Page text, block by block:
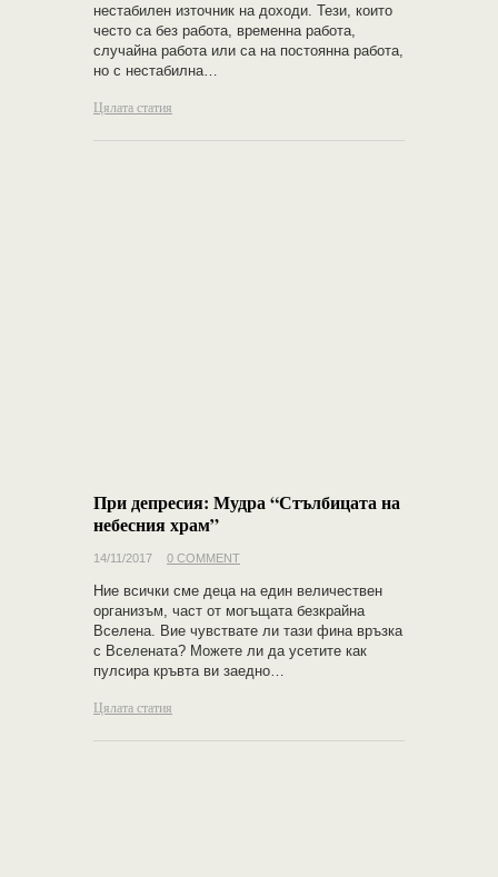
нестабилен източник на доходи. Тези, които
често са без работа, временна работа,
случайна работа или са на постоянна работа,
но с нестабилна…
Цялата статия
При депресия: Мудра “Стълбицата на
небесния храм”
14/11/2017 0 COMMENT
Ние всички сме деца на един величествен
организъм, част от могъщата безкрайна
Вселена. Вие чувствате ли тази фина връзка
с Вселената? Можете ли да усетите как
пулсира кръвта ви заедно…
Цялата статия